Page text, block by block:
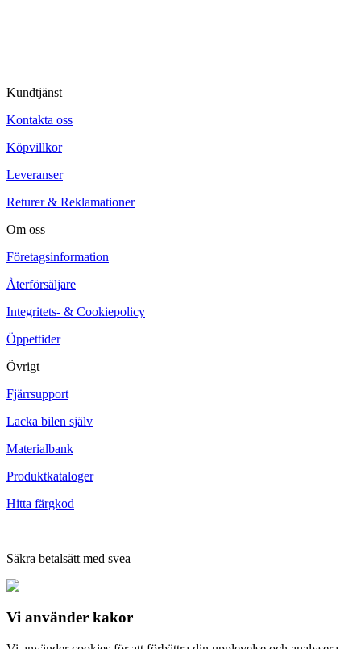
Kundtjänst
Kontakta oss
Köpvillkor
Leveranser
Returer & Reklamationer
Om oss
Företagsinformation
Återförsäljare
Integritets- & Cookiepolicy
Öppettider
Övrigt
Fjärrsupport
Lacka bilen själv
Materialbank
Produktkataloger
Hitta färgkod
Säkra betalsätt med svea
Vi använder kakor